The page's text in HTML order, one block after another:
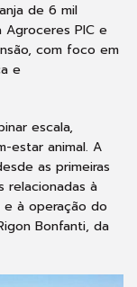
de 6 mil
PIC e
com foco em
e
escala,
estar animal. A
as primeiras
relacionadas à
à operação do
Bonfanti, da